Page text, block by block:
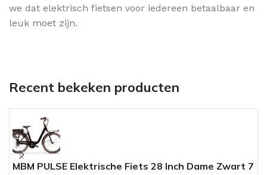
we dat elektrisch fietsen voor iedereen betaalbaar en
leuk moet zijn.
Recent bekeken producten
MBM PULSE Elektrische Fiets 28 Inch Dame Zwart 7